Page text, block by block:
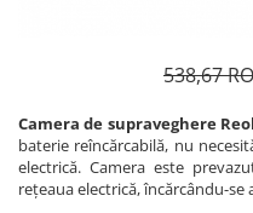
538,67
Camera de supraveghere
baterie reîncărcabilă, nu
electrică. Camera este
rețeaua electrică, încărcându-se